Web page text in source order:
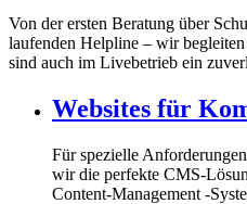
Von der ersten Beratung über
laufenden Helpline – wir
sind auch im Livebetrieb ein
Websites für
Für spezielle
wir die perfekte CMS-
Content-Management -